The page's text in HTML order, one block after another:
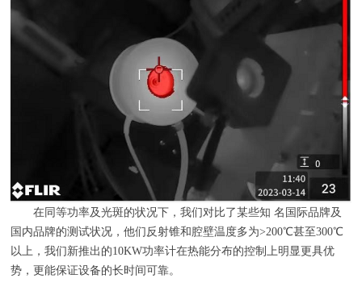
在同等功率及光斑的状况下，我们对比了某些知 名国际品牌及
国内品牌的测试状况，他们反射锥和腔壁温度多为>200℃甚至300℃
以上，我们新推出的10KW功率计在热能分布的控制上明显更具优
势，更能保证设备的长时间可靠。